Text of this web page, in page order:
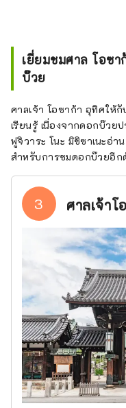
เยี่ยมชมศาล โอซา
บ๊วย
ศาลเจ้า โอซาก้า อุทิศให้กั
เรียนรู้ เนื่องจากดอกบ๊วย
ฟูจิวาระ โนะ มิชิซาเนะอ่า
สำหรับการชมดอกบ๊วยอีก
3 ศาลเจ้าโ